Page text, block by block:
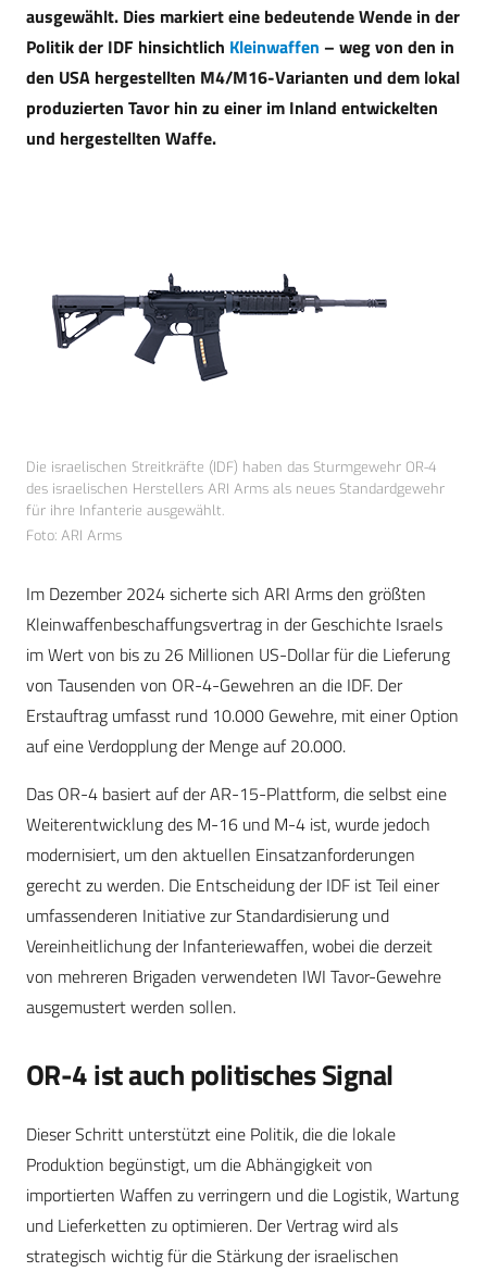
ausgewählt. Dies markiert eine bedeutende Wende in der
Politik der IDF hinsichtlich Kleinwaffen – weg von den in
den USA hergestellten M4/M16-Varianten und dem lokal
produzierten Tavor hin zu einer im Inland entwickelten
und hergestellten Waffe.
Die israelischen Streitkräfte (IDF) haben das Sturmgewehr OR-4
des israelischen Herstellers ARI Arms als neues Standardgewehr
für ihre Infanterie ausgewählt.
Foto: ARI Arms
Im Dezember 2024 sicherte sich ARI Arms den größten
Kleinwaffenbeschaffungsvertrag in der Geschichte Israels
im Wert von bis zu 26 Millionen US-Dollar für die Lieferung
von Tausenden von OR-4-Gewehren an die IDF. Der
Erstauftrag umfasst rund 10.000 Gewehre, mit einer Option
auf eine Verdopplung der Menge auf 20.000.
Das OR-4 basiert auf der AR-15-Plattform, die selbst eine
Weiterentwicklung des M-16 und M-4 ist, wurde jedoch
modernisiert, um den aktuellen Einsatzanforderungen
gerecht zu werden. Die Entscheidung der IDF ist Teil einer
umfassenderen Initiative zur Standardisierung und
Vereinheitlichung der Infanteriewaffen, wobei die derzeit
von mehreren Brigaden verwendeten IWI Tavor-Gewehre
ausgemustert werden sollen.
OR-4 ist auch politisches Signal
Dieser Schritt unterstützt eine Politik, die die lokale
Produktion begünstigt, um die Abhängigkeit von
importierten Waffen zu verringern und die Logistik, Wartung
und Lieferketten zu optimieren. Der Vertrag wird als
strategisch wichtig für die Stärkung der israelischen